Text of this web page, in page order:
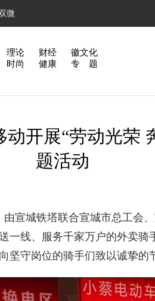
微
理论 财经
徽文化
时尚 健康 专 题
开展“劳动光荣
题活动
城铁塔联合宣城市总工会
一线、服务千家万户的外卖
守岗位的骑手们致以诚挚的